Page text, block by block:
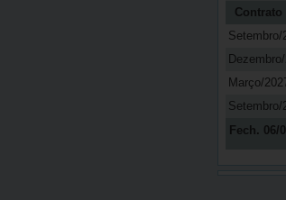
Contrato
Setembro/
Março/
Setembro/
Fech. 06/